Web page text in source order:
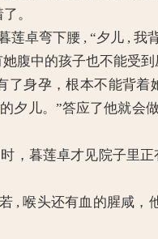
。
弯下腰 , “夕儿 , 我
中的孩子也不能受到
孕，根本不能背着
夕儿。”答应了他就
暮莲卓才见院子里正
喉头还有血的腥咸，